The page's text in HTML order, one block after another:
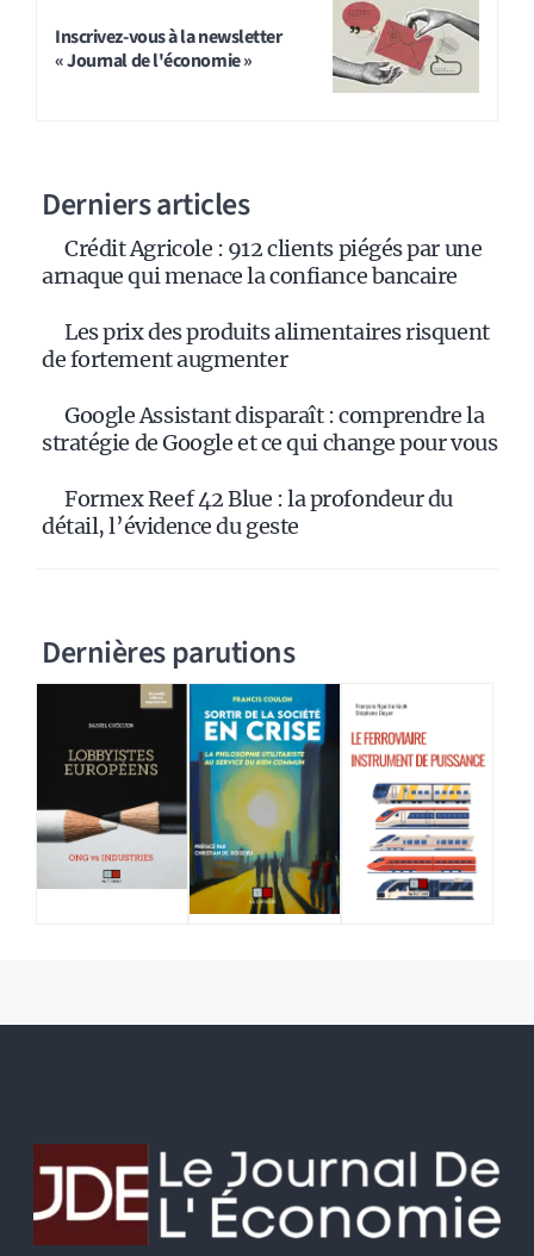
Inscrivez-vous à la newsletter
« Journal de l'économie »
Derniers articles
Crédit Agricole : 912 clients piégés par une
arnaque qui menace la confiance bancaire
Les prix des produits alimentaires risquent
de fortement augmenter
Google Assistant disparaît : comprendre la
stratégie de Google et ce qui change pour vous
Formex Reef 42 Blue : la profondeur du
détail, l’évidence du geste
Dernières parutions